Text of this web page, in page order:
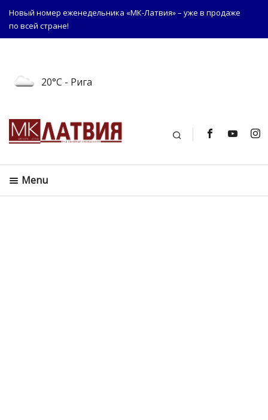
Новый номер еженедельника «МК-Латвия» – уже в продаже
по всей стране!
20°C - Рига
Поиск
Menu